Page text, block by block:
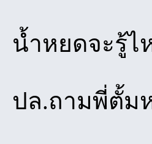
น้ำหยดจะรู้ไ
ปล.ถามพี่ตั้ม